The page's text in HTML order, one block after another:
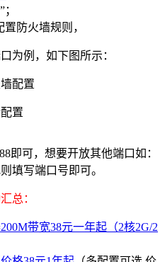
防火墙规则，
为例，如下图所示：
置
即可，想要开放其他端口如：
填写端口号即可。
总：
带宽38元一年起（2核2G/2